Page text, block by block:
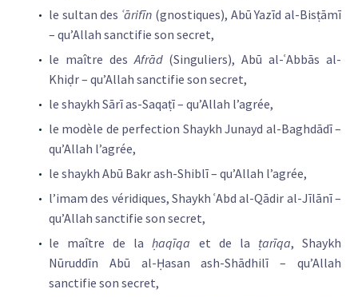
le sultan des ʿārifīn (gnostiques), Abū Yazīd al-Bisṭāmī
– qu’Allah sanctifie son secret,
le maître desAfrād(Singuliers), Abū al-ʿAbbās al-
Khiḍr – qu’Allah sanctifie son secret,
le shaykh Sārī as-Saqaṭī – qu’Allah l’agrée,
le modèle de perfection Shaykh Junayd al-Baghdādī –
qu’Allah l’agrée,
le shaykh Abū Bakr ash-Shiblī – qu’Allah l’agrée,
l’imam des véridiques, Shaykh ʿAbd al-Qādir al-Jīlānī –
qu’Allah sanctifie son secret,
le maître de laḥaqīqa et de la ṭarīqa, Shaykh
Nūruddīn Abū al-Ḥasan ash-Shādhilī – qu’Allah
sanctifie son secret,